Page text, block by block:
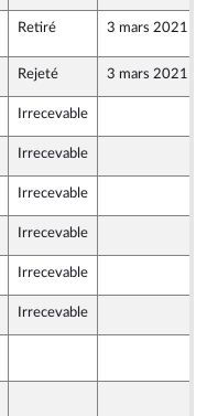
Retiré 3 mars 2021
Rejeté 3 mars 2021
Irrecevable
Irrecevable
Irrecevable
Irrecevable
Irrecevable
Irrecevable